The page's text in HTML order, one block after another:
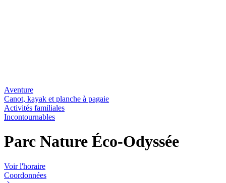
Aventure
Canot, kayak et planche à pagaie
Activités familiales
Incontournables
Parc Nature Éco-Odyssée
Voir l'horaire
Coordonnées